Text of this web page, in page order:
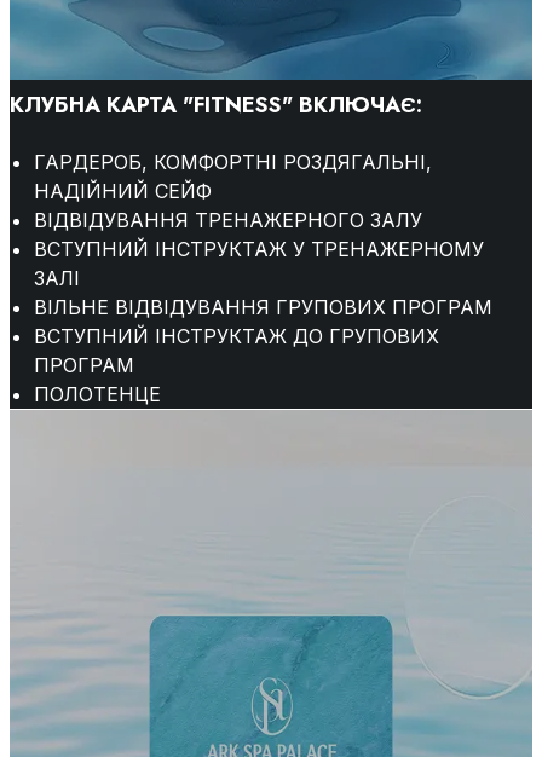
КЛУБНА КАРТА "FITNESS" ВКЛЮЧАЄ:
ГАРДЕРОБ, КОМФОРТНІ РОЗДЯГАЛЬНІ,
НАДІЙНИЙ СЕЙФ
ВІДВІДУВАННЯ ТРЕНАЖЕРНОГО ЗАЛУ
ВСТУПНИЙ ІНСТРУКТАЖ У ТРЕНАЖЕРНОМУ
ЗАЛІ
ВІЛЬНЕ ВІДВІДУВАННЯ ГРУПОВИХ ПРОГРАМ
ВСТУПНИЙ ІНСТРУКТАЖ ДО ГРУПОВИХ
ПРОГРАМ
ПОЛОТЕНЦЕ